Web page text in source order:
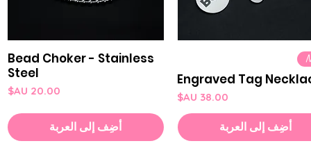
Engraved Tag
السعر
أضِف إلى العربة
العرض السريع
Bead Choker - Stainless
Steel
السعر
أضِف إلى العربة